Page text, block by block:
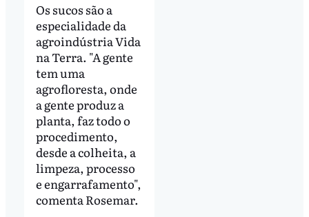
Os sucos são a
especialidade da
agroindústria Vida
na Terra. "A gente
tem uma
agrofloresta, onde
a gente produz a
planta, faz todo o
procedimento,
desde a colheita, a
limpeza, processo
e engarrafamento",
comenta Rosemar.